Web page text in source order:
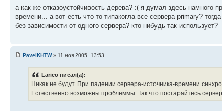
а как же отказоустойчивость дерева? :( я думал здесь намного
времени... а вот есть что то типакогла все сервера primary?
без зависимости от одного сервера? кто нибудь так использует?
PavelKHTW» 11 ноя 2005, 13:53
Larico писал(а):
Никак не будут. При падении сервера-источника-времени
Естественно возможны проблеммы. Так что постарайтесь